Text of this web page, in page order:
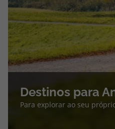
Destinos para
Para explorar ao seu